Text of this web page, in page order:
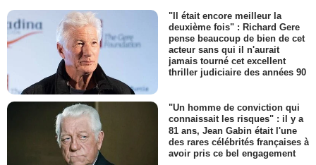
"Il était encore meilleur la
deuxième fois" : Richard Gere
pense beaucoup de bien de cet
acteur sans qui il n'aurait
jamais tourné cet excellent
thriller judiciaire des années 90
"Un homme de conviction qui
connaissait les risques" : il y a
81 ans, Jean Gabin était l'une
des rares célébrités françaises à
avoir pris ce bel engagement